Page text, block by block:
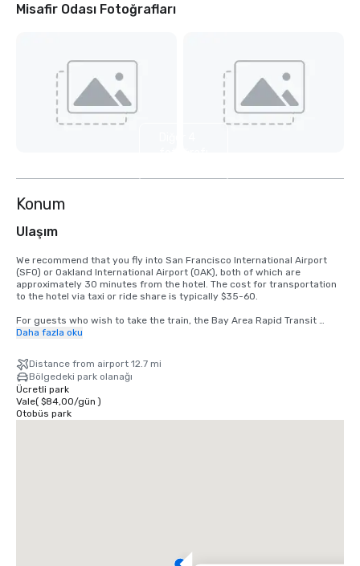
Misafir Odası Fotoğrafları
Konum
Ulaşım
We recommend that you fly into San Francisco International Airport
(SFO) or Oakland International Airport (OAK), both of which are
approximately 30 minutes from the hotel. The cost for transportation
to the hotel via taxi or ride share is typically $35-60.
For guests who wish to take the train, the Bay Area Rapid Transit
(BART) train runs between SFO and San Francisco every 15-20
station located in the international terminal. Exit the train at the
Montgomery Street Station. The Palace Hotel is located at the corner
of Market and New Montgomery Street, directly across from the train
station. The total cost is $8.65. Travel time is approximately 45
minutes.
Daha fazla oku
Distance from airport 12.7 mi
Bölgedeki park olanağı
Ücretli park
Vale( $84,00/gün )
Otobüs park